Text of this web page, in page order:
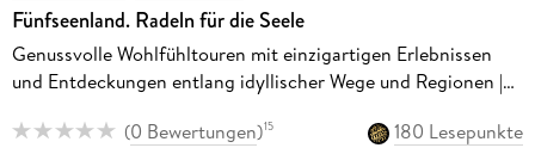
Fünfseenland. Radeln für die Seele
Genussvolle Wohlfühltouren mit einzigartigen Erlebnissen
und Entdeckungen entlang idyllischer Wege und Regionen |
(0 Bewertungen)15
180 Lesepunkte